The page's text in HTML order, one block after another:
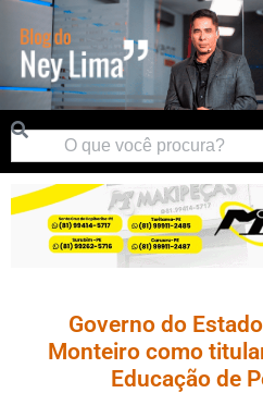
Governo do
Monteiro como
Educação de